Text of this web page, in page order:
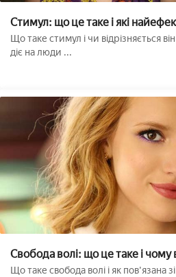
Стимул: що це таке і які
Що таке стимул і чи відрізняється
діє на люди ...
Свобода волі: що це таке і чому
Що таке свобода волі і як пов'язана